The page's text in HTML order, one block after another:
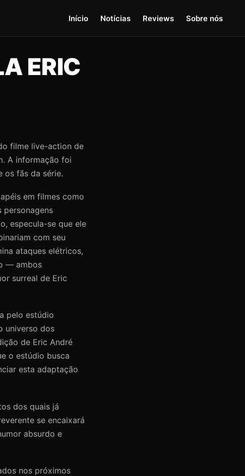
Início Notícias Reviews Sobre nós
ERIC
filme live-action de
A informação foi
os fãs da série.
em filmes como
personagens
especula-se que ele
com seu
ataques elétricos,
— ambos
surreal de Eric
pelo estúdio
universo dos
de Eric André
o estúdio busca
esta adaptação
dos quais já
se encaixará
absurdo e
nos próximos